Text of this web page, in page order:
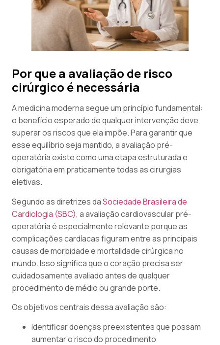
Por que a avaliação de risco
cirúrgico é necessária
A medicina moderna segue um princípio fundamental:
o benefício esperado de qualquer intervenção deve
superar os riscos que ela impõe. Para garantir que
esse equilíbrio seja mantido, a avaliação pré-
operatória existe como uma etapa estruturada e
obrigatória em praticamente todas as cirurgias
eletivas.
Segundo as diretrizes daSociedade Brasileira de
Cardiologia (SBC), a avaliação cardiovascular pré-
operatória é especialmente relevante porque as
complicações cardíacas figuram entre as principais
causas de morbidade e mortalidade cirúrgica no
mundo. Isso significa que o coração precisa ser
cuidadosamente avaliado antes de qualquer
procedimento de médio ou grande porte.
Os objetivos centrais dessa avaliação são:
Identificar doenças preexistentes que possam
aumentar o risco do procedimento